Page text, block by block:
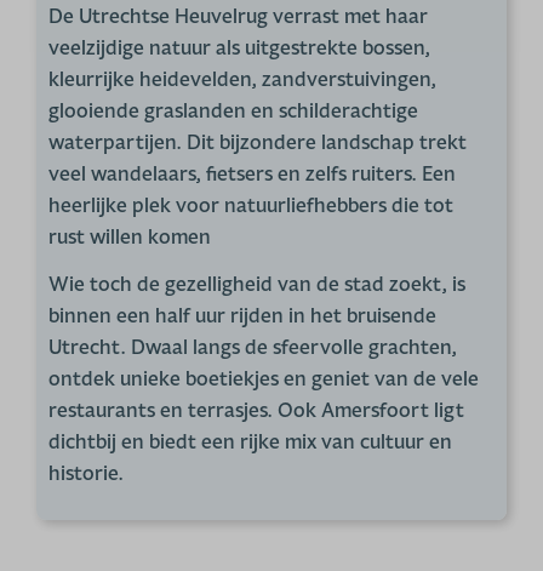
De Utrechtse Heuvelrug verrast met haar
veelzijdige natuur als uitgestrekte bossen,
kleurrijke heidevelden, zandverstuivingen,
glooiende graslanden en schilderachtige
waterpartijen. Dit bijzondere landschap trekt
veel wandelaars, fietsers en zelfs ruiters. Een
heerlijke plek voor natuurliefhebbers die tot
rust willen komen
Wie toch de gezelligheid van de stad zoekt, is
binnen een half uur rijden in het bruisende
Utrecht. Dwaal langs de sfeervolle grachten,
ontdek unieke boetiekjes en geniet van de vele
restaurants en terrasjes. Ook Amersfoort ligt
dichtbij en biedt een rijke mix van cultuur en
historie.